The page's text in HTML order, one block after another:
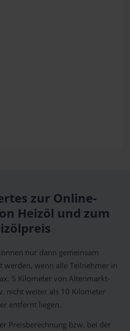
zur Online-
Heizöl und zum
nur dann gemeinsam
werden, wenn alle Teilnehmer in
5 Kilometer von Altenmarkt-
nicht weiter als 10 Kilometer
entfernt liegen.
Preisberechnung bzw. bei der